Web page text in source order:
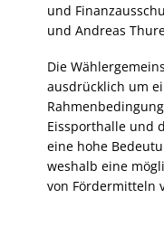
und
und Andreas
Die
ausdrücklich um
Eissporthalle und
eine hohe
weshalb eine
von Fördermitteln